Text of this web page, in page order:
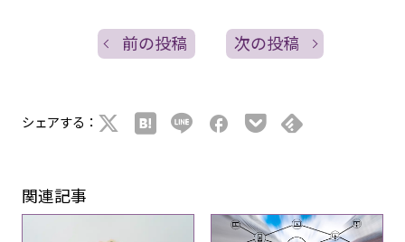
前の投稿 次の投稿
シェアする：
関連記事